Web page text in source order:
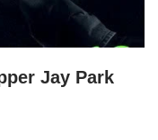
Jay Park